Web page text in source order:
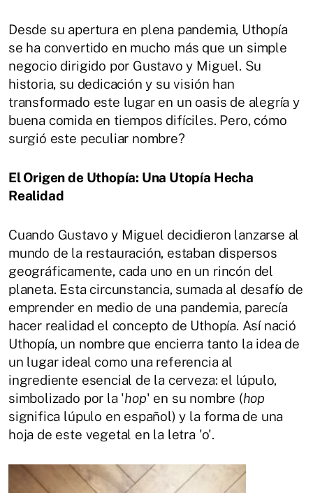
Desde su apertura en plena pandemia, Uthopía
se ha convertido en mucho más que un simple
negocio dirigido por Gustavo y Miguel. Su
historia, su dedicación y su visión han
transformado este lugar en un oasis de alegría y
buena comida en tiempos difíciles. Pero, cómo
surgió este peculiar nombre?
El Origen de Uthopía: Una Utopía Hecha
Realidad
Cuando Gustavo y Miguel decidieron lanzarse al
mundo de la restauración, estaban dispersos
geográficamente, cada uno en un rincón del
planeta. Esta circunstancia, sumada al desafío de
emprender en medio de una pandemia, parecía
hacer realidad el concepto de Uthopía. Así nació
Uthopía, un nombre que encierra tanto la idea de
un lugar ideal como una referencia al
ingrediente esencial de la cerveza: el lúpulo,
simbolizado por la 'hop' en su nombre (hop
significa lúpulo en español) y la forma de una
hoja de este vegetal en la letra 'o'.